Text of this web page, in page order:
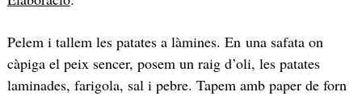
Pelem i tallem les patates a làmines. En una safata on
càpiga el peix sencer, posem un raig d’oli, les patates
laminades, farigola, sal i pebre. Tapem amb paper de forn